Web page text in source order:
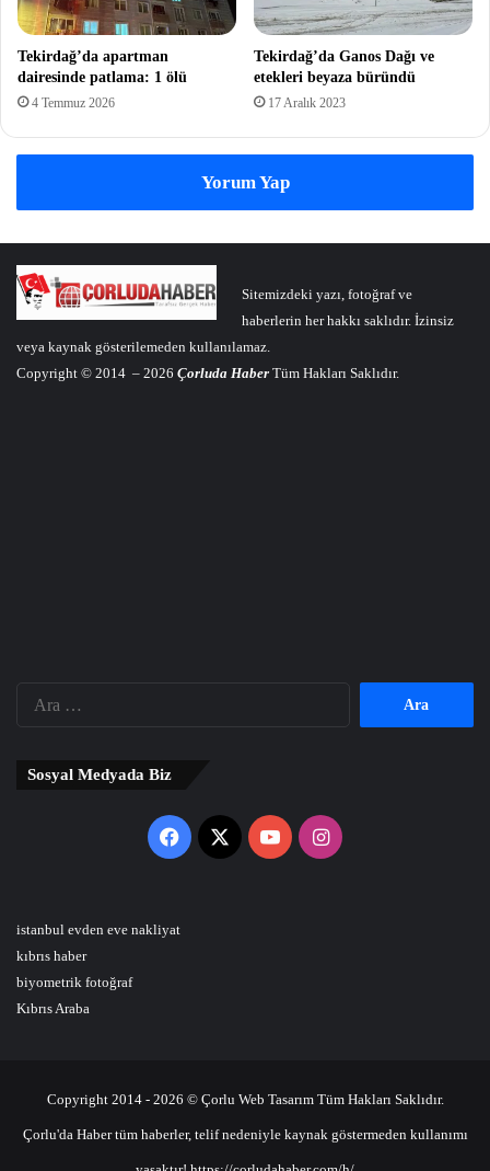
Tekirdağ’da apartman
dairesinde patlama: 1 ölü
4 Temmuz 2026
Tekirdağ’da Ganos Dağı ve
etekleri beyaza büründü
17 Aralık 2023
Yorum Yap
Sitemizdeki yazı, fotoğraf ve
haberlerin her hakkı saklıdır. İzinsiz
veya kaynak gösterilemeden kullanılamaz.
Copyright © 2014 – 2026 Çorluda Haber Tüm Hakları Saklıdır.
Sosyal Medyada Biz
Facebook
X YouTubeInstagram
istanbul evden eve nakliyat
kıbrıs haber
biyometrik fotoğraf
Kıbrıs Araba
Copyright 2014 - 2026 © Çorlu Web Tasarım Tüm Hakları Saklıdır.
Çorlu'da Haber tüm haberler, telif nedeniyle kaynak göstermeden kullanımı